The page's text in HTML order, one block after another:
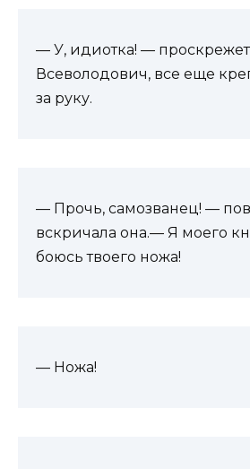
— У, идиотка! —
Всеволодович, все еще
за руку.
— Прочь, самозванец! —
вскричала она.— Я моего
боюсь твоего ножа!
— Ножа!